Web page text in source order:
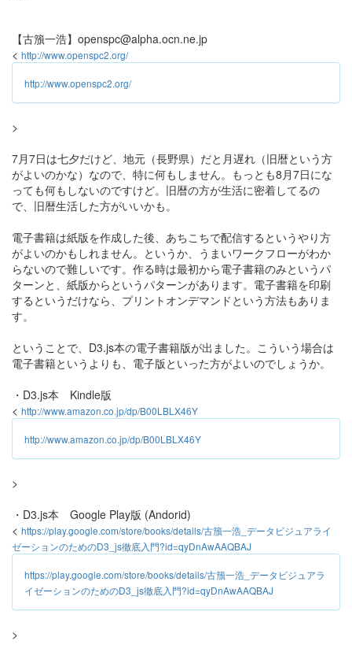
【古籏一浩】openspc@alpha.ocn.ne.jp
< http://www.openspc2.org/
http://www.openspc2.org/
>
7月7日は七夕だけど、地元（長野県）だと月遅れ（旧暦という方
がよいのかな）なので、特に何もしません。もっとも8月7日にな
っても何もしないのですけど。旧暦の方が生活に密着してるの
で、旧暦生活した方がいいかも。
電子書籍は紙版を作成した後、あちこちで配信するというやり方
がよいのかもしれません。というか、うまいワークフローがわか
らないので難しいです。作る時は最初から電子書籍のみというパ
ターンと、紙版からというパターンがあります。電子書籍を印刷
するというだけなら、プリントオンデマンドという方法もありま
す。
ということで、D3.js本の電子書籍版が出ました。こういう場合は
電子書籍というよりも、電子版といった方がよいのでしょうか。
・D3.js本 Kindle版
< http://www.amazon.co.jp/dp/B00LBLX46Y
http://www.amazon.co.jp/dp/B00LBLX46Y
>
・D3.js本 Google Play版 (Andorid)
< https://play.google.com/store/books/details/古籏一浩_データビジュアライ
ゼーションのためのD3_js徹底入門?id=qyDnAwAAQBAJ
https://play.google.com/store/books/details/古籏一浩_データビジュアラ
イゼーションのためのD3_js徹底入門?id=qyDnAwAAQBAJ
>